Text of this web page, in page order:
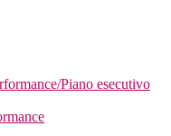
Piano esecutivo